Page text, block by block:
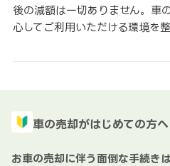
後の減額は一切ありません。車
心してご利用いただける環境を整
車の売却がはじめての方へ
お車の売却に伴う面倒な手続き